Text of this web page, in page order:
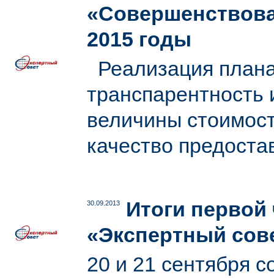
2015 годы
Реализация
транспарентность
величины
качество
30.09.2013
Итоги
«Экспертный
20 и 21 сентября